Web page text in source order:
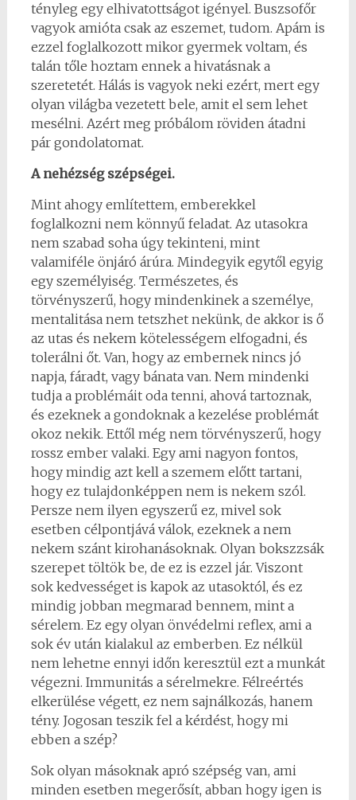
tényleg egy elhivatottságot igényel. Buszsofőr
vagyok amióta csak az eszemet, tudom. Apám is
ezzel foglalkozott mikor gyermek voltam, és
talán tőle hoztam ennek a hivatásnak a
szeretetét. Hálás is vagyok neki ezért, mert egy
olyan világba vezetett bele, amit el sem lehet
mesélni. Azért meg próbálom röviden átadni
pár gondolatomat.
A nehézség szépségei.
Mint ahogy említettem, emberekkel
foglalkozni nem könnyű feladat. Az utasokra
nem szabad soha úgy tekinteni, mint
valamiféle önjáró árúra. Mindegyik egytől egyig
egy személyiség. Természetes, és
törvényszerű, hogy mindenkinek a személye,
mentalitása nem tetszhet nekünk, de akkor is ő
az utas és nekem kötelességem elfogadni, és
tolerálni őt. Van, hogy az embernek nincs jó
napja, fáradt, vagy bánata van. Nem mindenki
tudja a problémáit oda tenni, ahová tartoznak,
és ezeknek a gondoknak a kezelése problémát
okoz nekik. Ettől még nem törvényszerű, hogy
rossz ember valaki. Egy ami nagyon fontos,
hogy mindig azt kell a szemem előtt tartani,
hogy ez tulajdonképpen nem is nekem szól.
Persze nem ilyen egyszerű ez, mivel sok
esetben célpontjává válok, ezeknek a nem
nekem szánt kirohanásoknak. Olyan bokszzsák
szerepet töltök be, de ez is ezzel jár. Viszont
sok kedvességet is kapok az utasoktól, és ez
mindig jobban megmarad bennem, mint a
sérelem. Ez egy olyan önvédelmi reflex, ami a
sok év után kialakul az emberben. Ez nélkül
nem lehetne ennyi időn keresztül ezt a munkát
végezni. Immunitás a sérelmekre. Félreértés
elkerülése végett, ez nem sajnálkozás, hanem
tény. Jogosan teszik fel a kérdést, hogy mi
ebben a szép?
Sok olyan másoknak apró szépség van, ami
minden esetben megerősít, abban hogy igen is